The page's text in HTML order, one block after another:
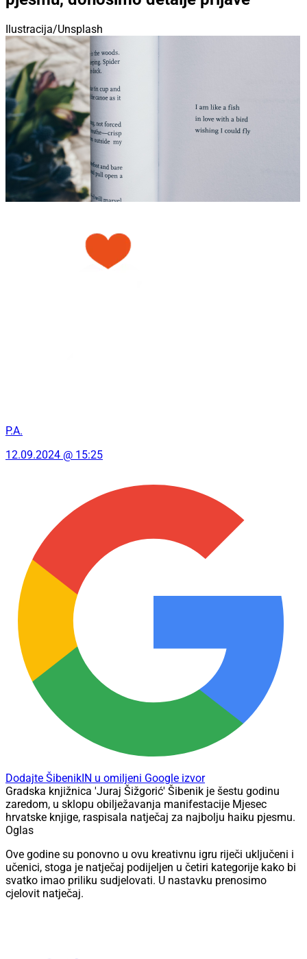
Ilustracija/Unsplash
P.A.
12.09.2024 @ 15:25
Dodajte ŠibenikIN u omiljeni Google izvor
Gradska knjižnica 'Juraj Šižgorić' Šibenik je šestu godinu
zaredom, u sklopu obilježavanja manifestacije Mjesec
hrvatske knjige, raspisala natječaj za najbolju haiku pjesmu.
Oglas
Ove godine su ponovno u ovu kreativnu igru riječi uključeni i
učenici, stoga je natječaj podijeljen u četiri kategorije kako bi
svatko imao priliku sudjelovati. U nastavku prenosimo
cjelovit natječaj.